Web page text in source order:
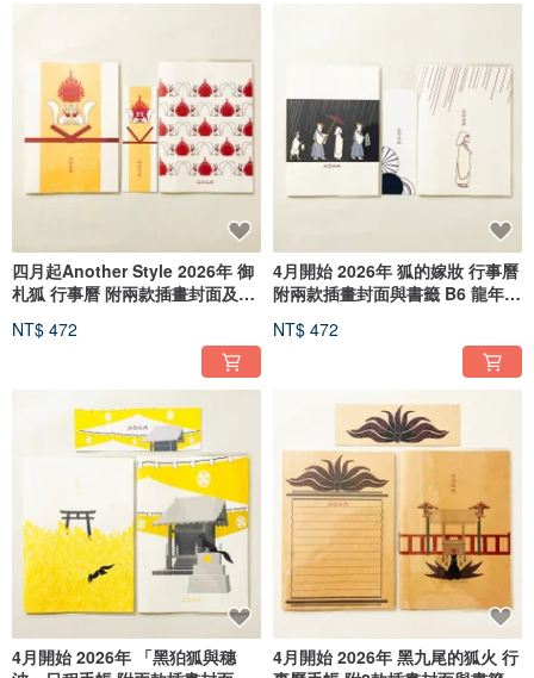
四月起Another Style 2026年 御
札狐 行事曆 附兩款插畫封面及書
NT$ 472
4月開始 2026年 狐的嫁妝 行事曆
附兩款插畫封面與書籤 B6 龍年
NT$ 472
4月開始 2026年 「黑狛狐與穗
4月開始 2026年 黑九尾的狐火 行